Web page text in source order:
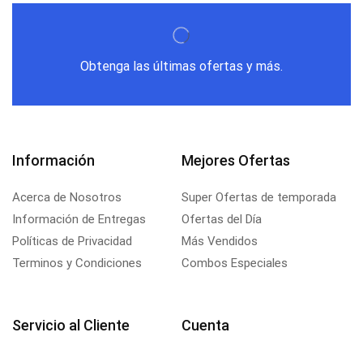
Obtenga las últimas ofertas y más.
Información
Acerca de Nosotros
Información de Entregas
Políticas de Privacidad
Terminos y Condiciones
Mejores Ofertas
Super Ofertas de temporada
Ofertas del Día
Más Vendidos
Combos Especiales
Servicio al Cliente Cuenta